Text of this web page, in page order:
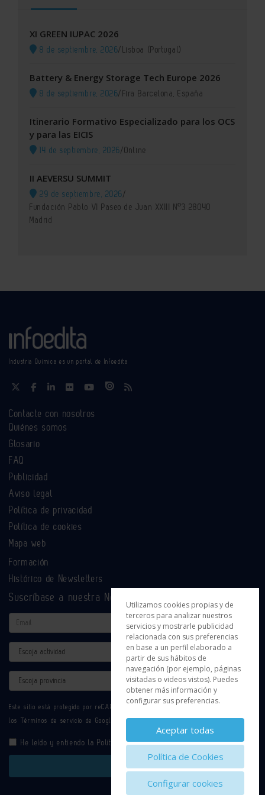
XI GREEN IUPAC 2026
8 de septiembre, 2026/Lisboa (Portugal)
Battery & Energy Storage Tech Europe 2026
8 de septiembre, 2026/Fira Barcelona, España
Itinerario Formativo Especializado para los OCS
y para las EICIS
14 de septiembre, 2026/Online
II AEVERSU SUMMIT
29 de septiembre, 2026/
Fundación Pablo VI Paseo de Juan XXIII Nº3 28040
Madrid
Industria Química es un portal de Infoedita
Contacte con nosotros
Quiénes somos
Glosario
FAQ
Publicidad
Aviso legal
Política de privacidad
Política de cookies
Mapa web
Formación
Histórico de Newsletters
Suscríbase a nuestra Newsletter
Email
Actividad
Provincia
Este sitio está protegido por reCAPTCHA y se aplican la
los Términos de servicio de Google.
He leído y entiendo la Política de Privacidad
Enviar
Utilizamos cookies propias y de
terceros para analizar nuestros
servicios y mostrarle publicidad
relacionada con sus preferencias
en base a un perfil elaborado a
partir de sus hábitos de
navegación (por ejemplo, páginas
visitadas o videos vistos). Puedes
obtener más información y
configurar sus preferencias.
Aceptar todas
Política de Cookies
Configurar cookies